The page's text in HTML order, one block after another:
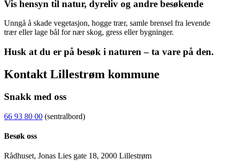
Vis hensyn til natur, dyreliv og andre besøkende
Unngå å skade vegetasjon, hogge trær, samle brensel fra levende
trær eller lage bål for nær skog, gress eller bygninger.
Husk at du er på besøk i naturen – ta vare på den.
Kontakt Lillestrøm kommune
Snakk med oss
66 93 80 00 (sentralbord)
Besøk oss
Rådhuset, Jonas Lies gate 18, 2000 Lillestrøm